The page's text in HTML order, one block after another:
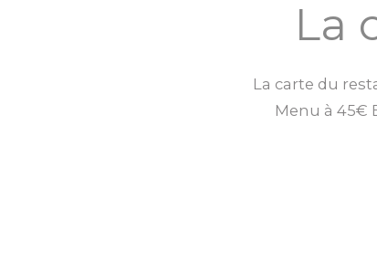
La
La carte du
Menu à 45€